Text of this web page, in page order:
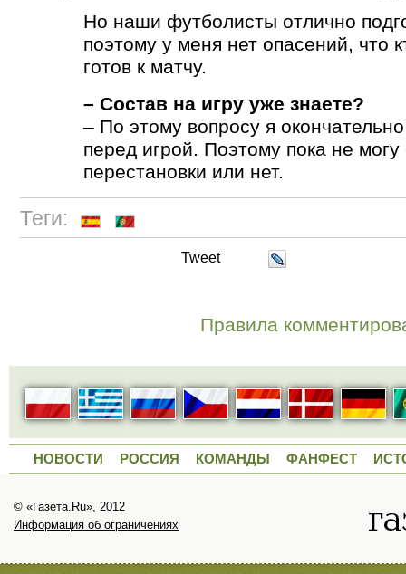
Но наши футболисты отлично
поэтому у меня нет опасений, что
готов к матчу.
– Состав на игру уже знаете?
– По этому вопросу я
перед игрой. Поэтому пока не могу
перестановки или нет.
Теги:
Tweet
Правила
НОВОСТИ РОССИЯ КОМАНДЫ ФАНФЕСТ
© «Газета.Ru», 2012
Информация об ограничениях